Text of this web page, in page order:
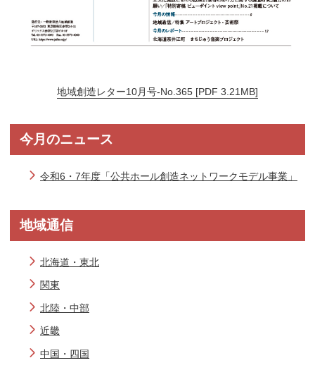
地域創造レター10月号-No.365 [PDF 3.21MB]
今月のニュース
令和6・7年度「公共ホール創造ネットワークモデル事業」
地域通信
北海道・東北
関東
北陸・中部
近畿
中国・四国